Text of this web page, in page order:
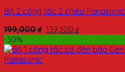
Bộ 2 công tắc 2 chiều
199,000₫ 139,300 ₫
-30%